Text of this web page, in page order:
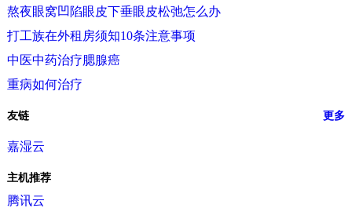
熬夜眼窝凹陷眼皮下垂眼皮松弛怎么办
打工族在外租房须知10条注意事项
中医中药治疗腮腺癌
重病如何治疗
友链 更多
嘉湿云
主机推荐
腾讯云